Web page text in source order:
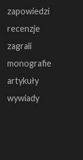
zapowiedzi
recenzje
zagrali
monografie
artykuły
wywiady